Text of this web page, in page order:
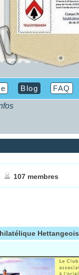
Blog FAQ
107 membres
Hettangeois